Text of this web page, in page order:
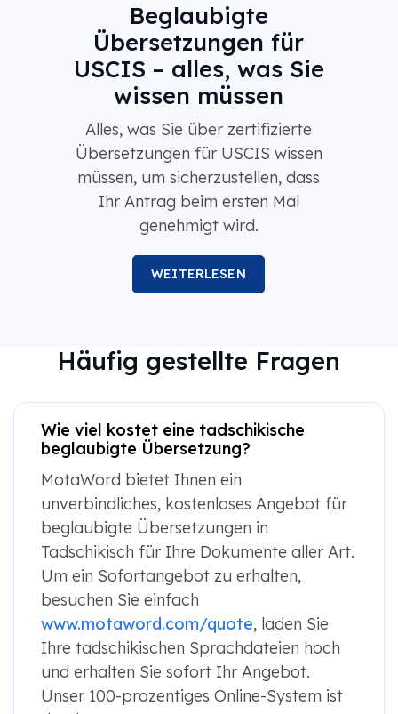
Beglaubigte
Übersetzungen für
USCIS – alles, was Sie
wissen müssen
Alles, was Sie über zertifizierte
Übersetzungen für USCIS wissen
müssen, um sicherzustellen, dass
Ihr Antrag beim ersten Mal
genehmigt wird.
WEITERLESEN
Häufig gestellte Fragen
Wie viel kostet eine tadschikische
beglaubigte Übersetzung?
MotaWord bietet Ihnen ein
unverbindliches, kostenloses Angebot für
beglaubigte Übersetzungen in
Tadschikisch für Ihre Dokumente aller Art.
Um ein Sofortangebot zu erhalten,
besuchen Sie einfach
www.motaword.com/quote, laden Sie
Ihre tadschikischen Sprachdateien hoch
und erhalten Sie sofort Ihr Angebot.
Unser 100-prozentiges Online-System ist